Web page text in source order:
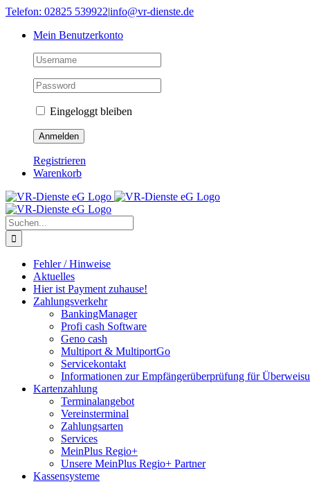
Skip
content
Telefon: 02825 539922|info@vr-dienste.de
Mein Benutzerkonto
Eingeloggt bleiben
Registrieren
Warenkorb
Suche
nach:
Fehler / Hinweise
Aktuelles
Hier ist Payment zuhause!
Zahlungsverkehr
BankingManager
Profi cash Software
Geno cash
Multiport & MultiportGo
Servicekontakt
Informationen zur Empfängerüberprüfung für
Kartenzahlung
Terminalangebot
Vereinsterminal
Zahlungsarten
Services
MeinPlus Regio+
Unsere MeinPlus Regio+ Partner
Kassensysteme